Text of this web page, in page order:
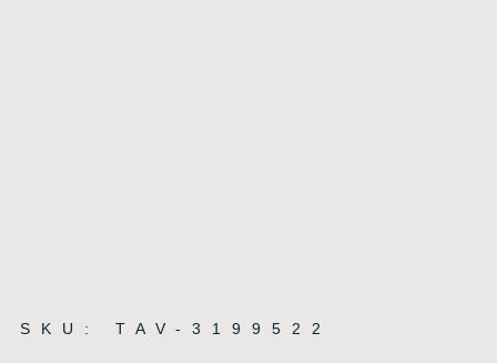
SKU: TAV-3199522